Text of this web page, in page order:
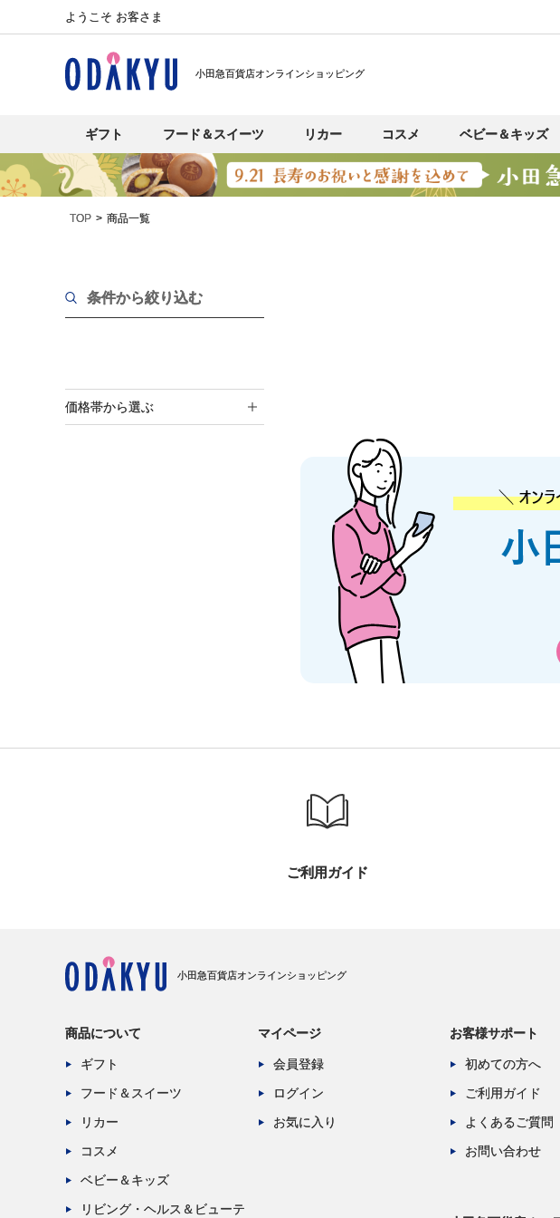
ようこそ お客さま
小田急百貨店オンラインショッピング
ギフト フード＆スイーツ リカー コスメ ベビー＆キッズ
TOP 商品一覧
条件から絞り込む
価格帯から選ぶ
ご利用ガイド
小田急百貨店オンラインショッピング
商品について
ギフト
フード＆スイーツ
リカー
コスメ
ベビー＆キッズ
リビング・ヘルス＆ビューテ
マイページ
会員登録
ログイン
お気に入り
お客様サポート
初めての方へ
ご利用ガイド
よくあるご質問
お問い合わせ